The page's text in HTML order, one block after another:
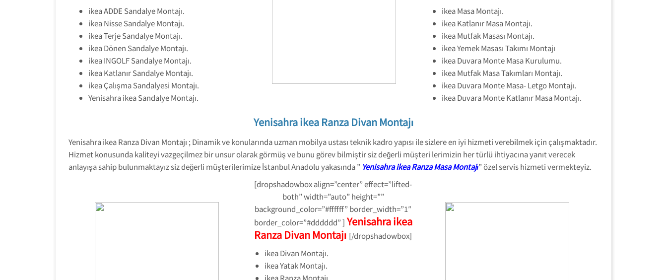
ikea ADDE Sandalye Montajı.
ikea Nisse Sandalye Montajı.
ikea Terje Sandalye Montajı.
ikea Dönen Sandalye Montajı.
ikea INGOLF Sandalye Montajı.
ikea Katlanır Sandalye Montajı.
ikea Çalışma Sandalyesi Montajı.
Yenisahra ikea Sandalye Montajı.
ikea Masa Montajı.
ikea Katlanır Masa Montajı.
ikea Mutfak Masası Montajı.
ikea Yemek Masası Takımı Montajı
ikea Duvara Monte Masa Kurulumu.
ikea Mutfak Masa Takımları Montajı.
ikea Duvara Monte Masa- Letgo Montajı.
ikea Duvara Monte Katlanır Masa Montajı.
Yenisahra ikea Ranza Divan Montajı
Yenisahra ikea Ranza Divan Montajı ; Dinamik ve konularında uzman mobilya ustası teknik kadro yapısı ile sizlere en iyi hizmeti verebilmek için çalışmaktadır.
Hizmet konusunda kaliteyi vazgeçilmez bir unsur olarak görmüş ve bunu görev bilmiştir siz değerli müşteri lerimizin her türlü ihtiyacına yanıt verecek
anlayışa sahip bulunmaktayız siz değerli müşterilerimize İstanbul Anadolu yakasında ” Yenisahra ikea Ranza Masa Montajı” özel servis hizmeti vermekteyiz.
[dropshadowbox align=”center” effect=”lifted-
both” width=”auto” height=””
background_color=”#ffffff” border_width=”1″
border_color=”#dddddd” ] Yenisahra ikea
Ranza Divan Montajı [/dropshadowbox]
ikea Divan Montajı.
ikea Yatak Montajı.
ikea Ranza Montajı.